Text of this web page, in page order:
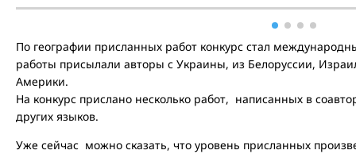
По географии присланных работ конкурс стал
работы присылали авторы с Украины, из Белоруссии,
Америки.
На конкурс прислано несколько работ, написанных в
других языков.
Уже сейчас можно сказать, что уровень присланных